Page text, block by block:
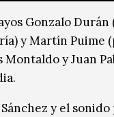
Gonzalo
y Martín Puime
y Juan
y el